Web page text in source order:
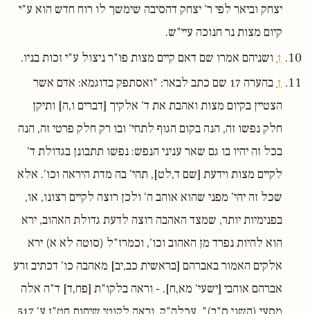
יצחק וביאר לפי ר' יצחק דהסיבה שימשך לו רוח חדש הוא ע"י
קיום מצות נר חנוכה עיי"ש.
↑ ושניהם אמרו שם דאם קיים מצות פו"ר ניצול ע"י זכות בניו.
↑
בהערה 17 שם כתב לבאר: "ואסתפק בדוגמא: אדם אשר
הצטיין בקיום מצות ואהבת את ד' אלקיך [דברים ו,ה] ותיקן
חלק נפשו זה, הנה בקום הגוף לתחי' ובו רק חלק פרטי זה, הנה
בכל זה יהיו בו גם שאר עניני הנפש: נפשו תתבונן בגדולת ד'
לקיים מצות וידעת [שם ד,לט], תהי' בה מדת היראה וכו'. אלא
שכל זה יהי' מפני שהוא אוהב ה' ולכן רוצה לקיים רצונו, או,
בפנימיות יותר, שמצד האהבה רוצה לדעת גדולת האהוב, ירא
הוא להיות נפרד מן האהוב וכו', וכמרז"ל (סוטה לא א) ירא
אלקים האמור באברהם [בראשית כב,יב] מאהבה כו' דכתיב זרע
אברהם אוהבי [ישעי' מא,ח]. - וראה בלקו"ת [פח,ד] ד"ה אלה